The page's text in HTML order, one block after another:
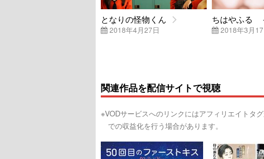
となりの怪物くん
2018年4月27日
ちはやふる
2018年3月17
関連作品を配信サイトで視聴
※VODサービスへのリンクにはアフィリエイトタ
での収益化を行う場合があります。